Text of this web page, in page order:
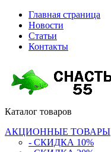
Главная страница
Новости
Статьи
Контакты
Каталог товаров
АКЦИОННЫЕ ТОВАРЫ
- СКИДКА 10%